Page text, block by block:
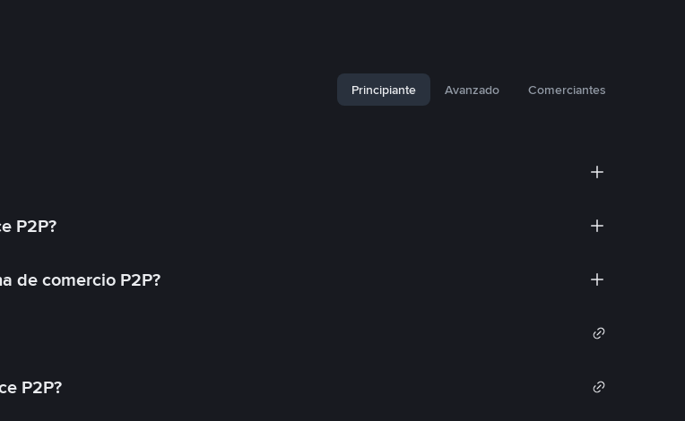
Principiante Avanzado Comerciantes
P2P?
de comercio P2P?
P2P?